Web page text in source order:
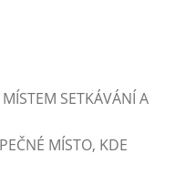
SETKÁVÁNÍ A
MÍSTO, KDE